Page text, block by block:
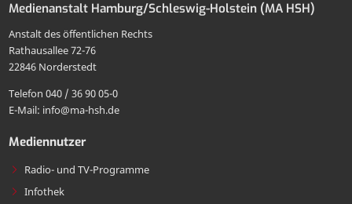
MA
HSH
an
die
MA
HSH
Medienanstalt Hamburg/Schleswig-Holstein (MA HSH)
Anstalt des öffentlichen Rechts
Rathausallee 72-76
22846 Norderstedt
Telefon 040 / 36 90 05-0
E-Mail: info@ma-hsh.de
Mediennutzer
Radio- und TV-Programme
Infothek